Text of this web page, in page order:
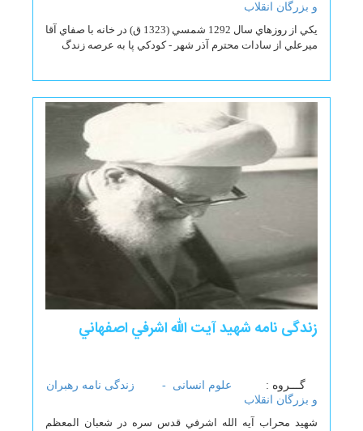
و بزرگان انقلاب
يكي از روزهاي سال 1292 شمسي (1323 ق) در خانه با صفاي آقا
ميرعلي از سادات محترم آذر شهر - كودكي پا به عرصه زندگ
زندگی نامه شهيد آيت الله اشرفي اصفهاني
گـــروه : علوم انسانی -
زندگی نامه رهبران
و بزرگان انقلاب
شهيد محراب آيه الله اشرفي قدس سره در شعبان المعظم